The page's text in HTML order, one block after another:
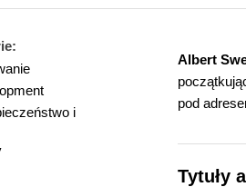
i
Albert
pod
Tytuły